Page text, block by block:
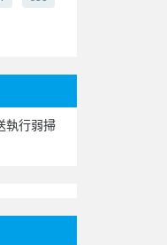
執行弱掃